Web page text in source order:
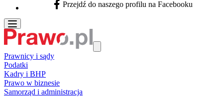
Facebook - otwiera się w nowej karcie
Przejdź do naszego profilu na Facebooku
Prawnicy i sądy
Podatki
Kadry i BHP
Prawo w biznesie
Samorząd i administracja